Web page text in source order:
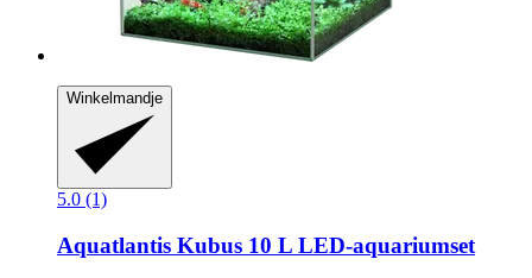
Winkelmandje
5.0 (1)
Aquatlantis Kubus 10 L LED-​aquariumset